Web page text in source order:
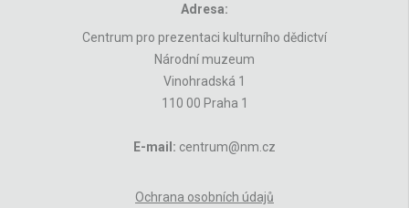
Adresa:
Centrum pro prezentaci kulturního dědictví
Národní muzeum
Vinohradská 1
110 00 Praha 1
E-mail: centrum@nm.cz
Ochrana osobních údajů